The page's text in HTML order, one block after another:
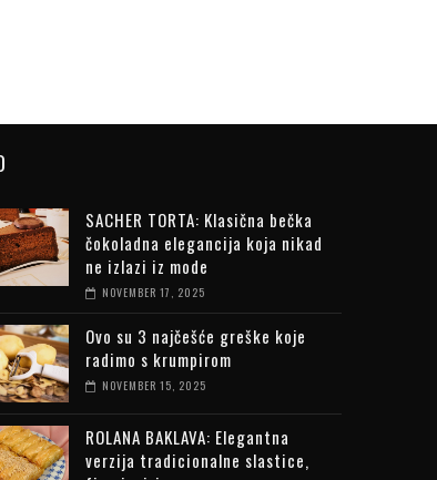
SACHER TORTA: Klasična bečka
čokoladna elegancija koja nikad
ne izlazi iz mode
NOVEMBER 17, 2025
Ovo su 3 najčešće greške koje
radimo s krumpirom
NOVEMBER 15, 2025
ROLANA BAKLAVA: Elegantna
verzija tradicionalne slastice,